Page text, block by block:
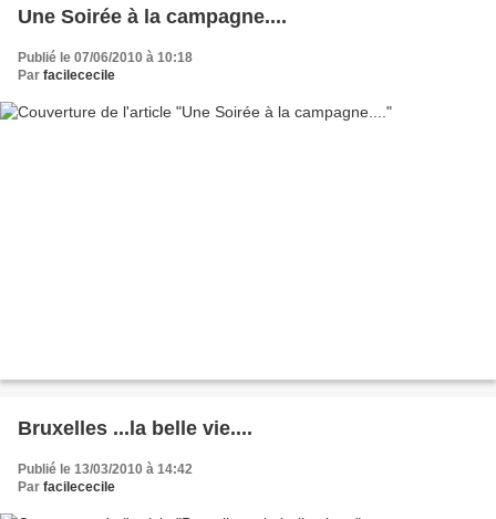
Une Soirée à la campagne....
Publié le 07/06/2010 à 10:18
Par facilececile
Bruxelles ...la belle vie....
Publié le 13/03/2010 à 14:42
Par facilececile